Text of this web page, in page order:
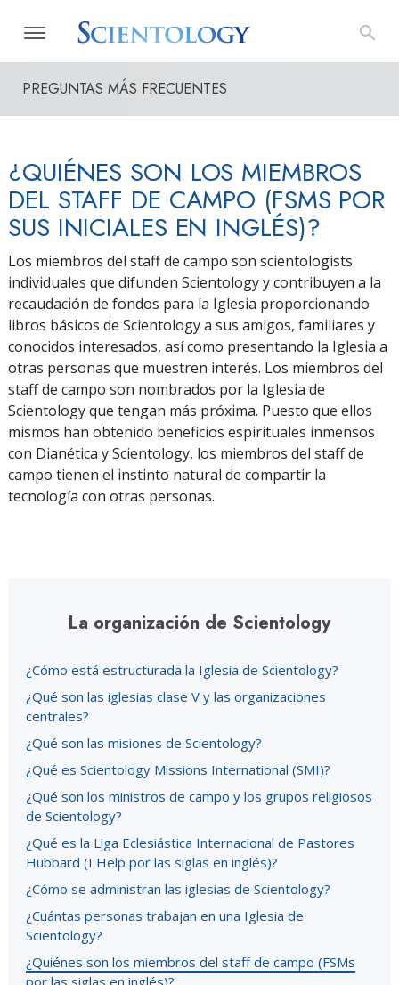
PREGUNTAS MÁS FRECUENTES
¿QUIÉNES SON LOS MIEMBROS
DEL STAFF DE CAMPO (FSMS POR
SUS INICIALES EN INGLÉS)?
Los miembros del staff de campo son scientologists
individuales que difunden Scientology y contribuyen a la
recaudación de fondos para la Iglesia proporcionando
libros básicos de Scientology a sus amigos, familiares y
conocidos interesados, así como presentando la Iglesia a
otras personas que muestren interés. Los miembros del
staff de campo son nombrados por la Iglesia de
Scientology que tengan más próxima. Puesto que ellos
mismos han obtenido beneficios espirituales inmensos
con Dianética y Scientology, los miembros del staff de
campo tienen el instinto natural de compartir la
tecnología con otras personas.
La organización de Scientology
¿Cómo está estructurada la Iglesia de Scientology?
¿Qué son las iglesias clase V y las organizaciones
centrales?
¿Qué son las misiones de Scientology?
¿Qué es Scientology Missions International (SMI)?
¿Qué son los ministros de campo y los grupos religiosos
de Scientology?
¿Qué es la Liga Eclesiástica Internacional de Pastores
Hubbard (I Help por las siglas en inglés)?
¿Cómo se administran las iglesias de Scientology?
¿Cuántas personas trabajan en una Iglesia de
Scientology?
¿Quiénes son los miembros del staff de campo (FSMs
por las siglas en inglés)?